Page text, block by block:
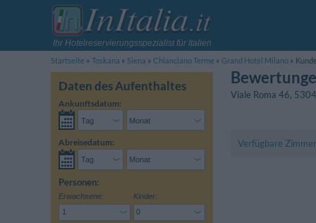
Ihr Hotelreservierungsspezialist für Italien
Startseite
Toskana Siena Chianciano Terme Grand Hotel Milano
Daten des Aufenthaltes
Ankunftsdatum:
Abreisedatum:
Personen:
Erwachsene: Kinder:
Viale Roma 46,
Verfügbare Zimmer